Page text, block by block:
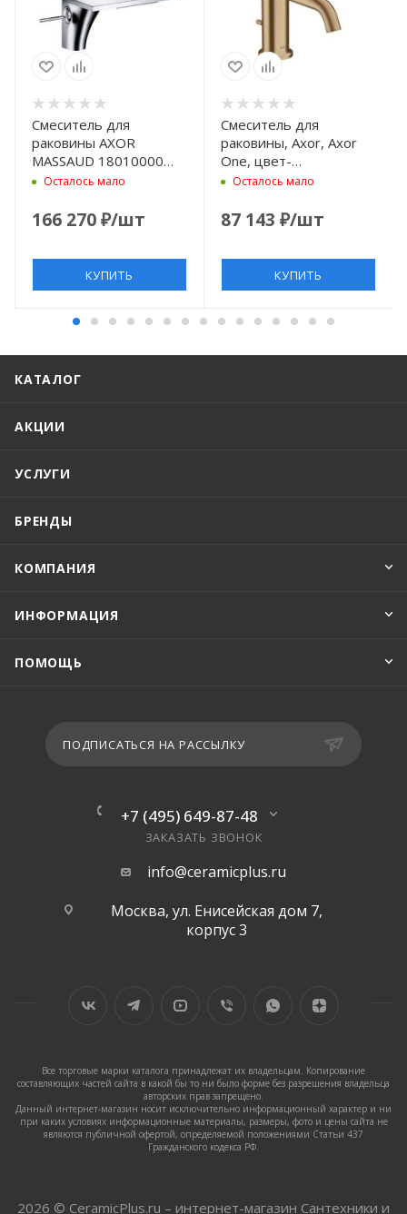
Смеситель для
раковины AXOR
MASSAUD 18010000
хром
Осталось мало
166 270₽/шт
КУПИТЬ
Смеситель для
раковины, Axor, Axor
One, цвет-
шлифованная бронза
Осталось мало
87 143 ₽/шт
КУПИТЬ
КАТАЛОГ
АКЦИИ
УСЛУГИ
БРЕНДЫ
КОМПАНИЯ
ИНФОРМАЦИЯ
ПОМОЩЬ
ПОДПИСАТЬСЯ НА РАССЫЛКУ
+7 (495) 649-87-48
ЗАКАЗАТЬ ЗВОНОК
info@ceramicplus.ru
Москва, ул. Енисейская дом 7,
корпус 3
Все торговые марки каталога принадлежат их владельцам. Копирование
составляющих частей сайта в какой бы то ни было форме без разрешения владельца
авторских прав запрещено.
Данный интернет-магазин носит исключительно информационный характер и ни
при каких условиях информационные материалы, размеры, фото и цены сайта не
являются публичной офертой, определяемой положениями Статьи 437
Гражданского кодекса РФ.
2026 © CeramicPlus.ru – интернет-магазин Сантехники и